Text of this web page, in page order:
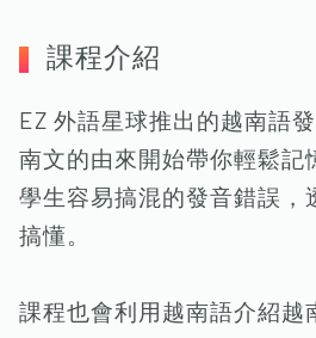
課程介紹
EZ 外語星球推出的越南語
南文的由來開始帶你輕鬆記
學生容易搞混的發音錯誤，
搞懂。
課程也會利用越南語介紹越